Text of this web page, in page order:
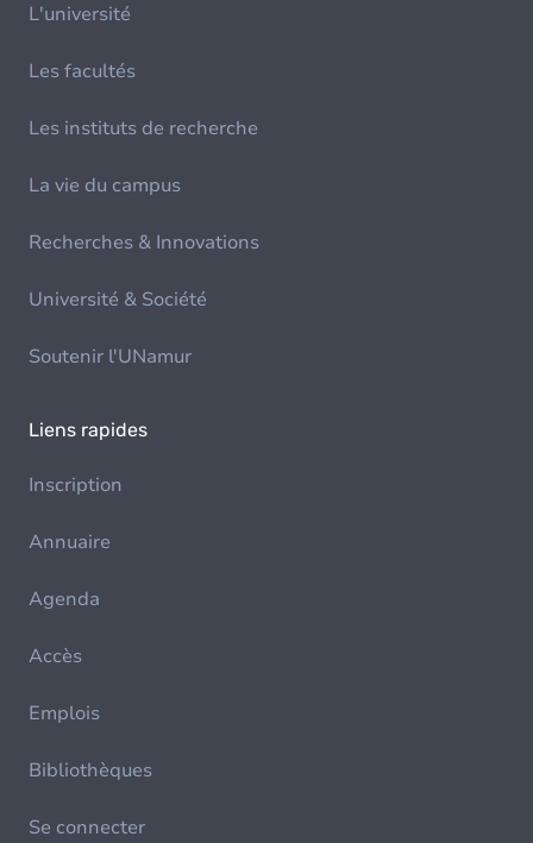
L'université
Les facultés
Les instituts de recherche
La vie du campus
Recherches & Innovations
Université & Société
Soutenir l'UNamur
Liens rapides
Inscription
Annuaire
Agenda
Accès
Emplois
Bibliothèques
Se connecter